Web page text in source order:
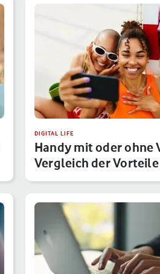
DIGITAL LIFE
Handy mit oder ohne
Vergleich der Vorteile